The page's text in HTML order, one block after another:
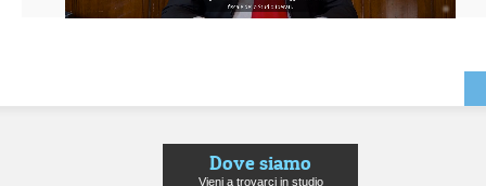
Dove siamo
Vieni a trovarci in studio